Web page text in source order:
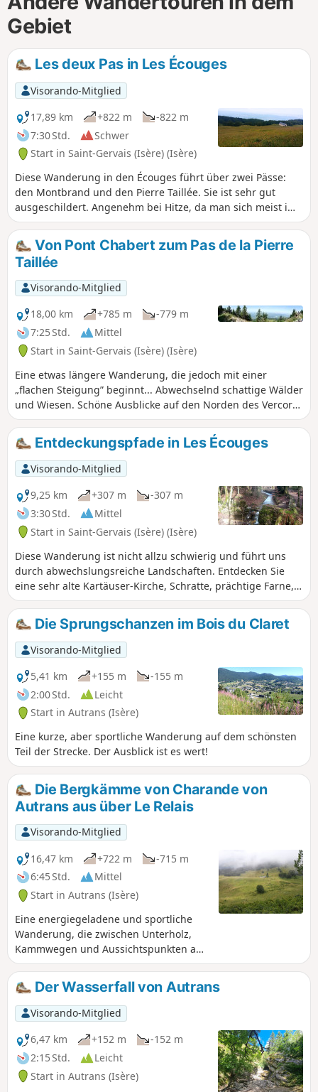
Gebiet
Les deux Pas in Les Écouges
Visorando-Mitglied
17,89 km
+822 m
-822 m
7:30 Std.
Schwer
Start in Saint-Gervais (Isère) (Isère)
Diese Wanderung in den Écouges führt über zwei Pässe:
den Montbrand und den Pierre Taillée. Sie ist sehr gut
ausgeschildert. Angenehm bei Hitze, da man sich meist im
Unterholz befindet. An den „Pässen“ hat man herrliche
Ausblicke auf die Ebene der Isère.
Von Pont Chabert zum Pas de la Pierre
Taillée
Visorando-Mitglied
18,00 km
+785 m
-779 m
7:25 Std.
Mittel
Start in Saint-Gervais (Isère) (Isère)
Eine etwas längere Wanderung, die jedoch mit einer
„flachen Steigung” beginnt... Abwechselnd schattige Wälder
und Wiesen. Schöne Ausblicke auf den Norden des Vercors:
das Isère-Tal, Chambarans und mehr... wenn es die
Wetterbedingungen zulassen.
Entdeckungspfade in Les Écouges
Visorando-Mitglied
9,25 km
+307 m
-307 m
3:30 Std.
Mittel
Start in Saint-Gervais (Isère) (Isère)
Diese Wanderung ist nicht allzu schwierig und führt uns
durch abwechslungsreiche Landschaften. Entdecken Sie
eine sehr alte Kartäuser-Kirche, Schratte, prächtige Farne,
schwindelerregende Klippen und ungewöhnliche
Mühlenruinen.
Die Sprungschanzen im Bois du Claret
Visorando-Mitglied
5,41 km
+155 m
-155 m
2:00 Std.
Leicht
Start in Autrans (Isère)
Eine kurze, aber sportliche Wanderung auf dem schönsten
Teil der Strecke. Der Ausblick ist es wert!
Die Bergkämme von Charande von
Autrans aus über Le Relais
Visorando-Mitglied
16,47 km
+722 m
-715 m
6:45 Std.
Mittel
Start in Autrans (Isère)
Eine energiegeladene und sportliche
Wanderung, die zwischen Unterholz,
Kammwegen und Aussichtspunkten auf
beiden Seiten wechselt.
Der Wasserfall von Autrans
Visorando-Mitglied
6,47 km
+152 m
-152 m
2:15 Std.
Leicht
Start in Autrans (Isère)